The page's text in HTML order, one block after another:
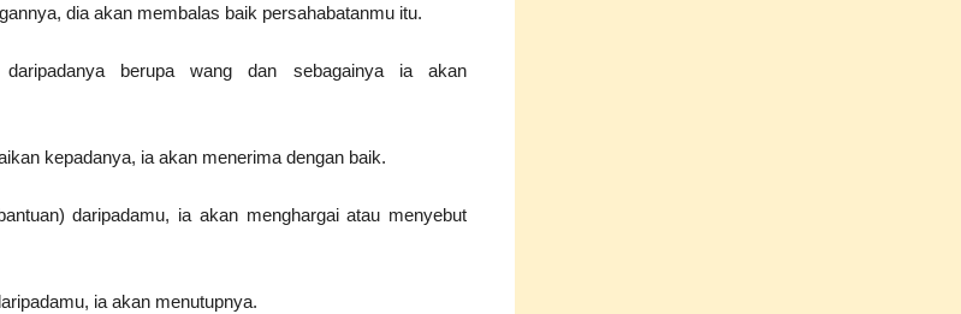
dia akan membalas baik persahabatanmu itu.
berupa wang dan sebagainya ia akan
kepadanya, ia akan menerima dengan baik.
daripadamu, ia akan menghargai atau menyebut
ia akan menutupnya.